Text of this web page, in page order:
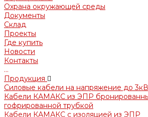
Охрана окружающей среды
Документы
Склад
Проекты
Где купить
Новости
Контакты
...
Продукция
Силовые кабели на напряжение до 3кВ
Кабели КАМАКС из ЭПР
гофрированной трубкой
Кабели КАМАКС с изоляцией из ЭПР